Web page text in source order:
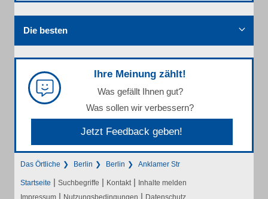
Die besten
Ihre Meinung zählt!
Was gefällt Ihnen gut?
Was sollen wir verbessern?
Jetzt Feedback geben!
Das Örtliche Berlin Berlin Anklamer Str
Startseite | Suchbegriffe | Kontakt | Inhalte melden
| |